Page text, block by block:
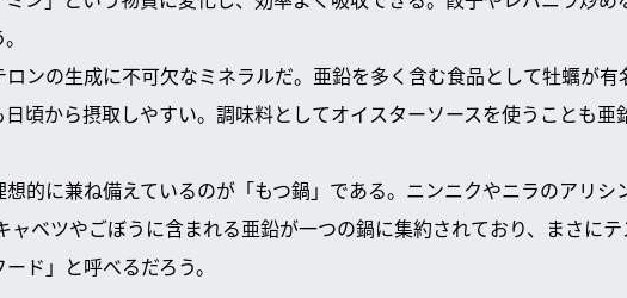
ンの生成に不可欠なミネラルだ。亜鉛を多く含む食品として牡蠣が有
頃から摂取しやすい。調味料としてオイスターソースを使うことも亜
的に兼ね備えているのが「もつ鍋」である。ニンニクやニラのアリシ
ャベツやごぼうに含まれる亜鉛が一つの鍋に集約されており、まさに
ド」と呼べるだろう。